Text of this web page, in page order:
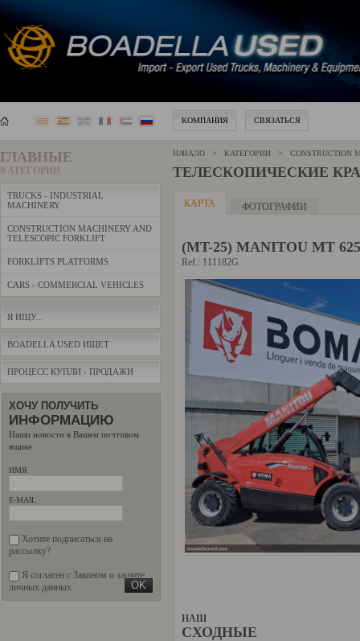
КОМПАНИЯ СВЯЗАТЬСЯ
ГЛАВНЫЕ
КАТЕГОРИИ
TRUCKS - INDUSTRIAL
MACHINERY
CONSTRUCTION MACHINERY AND
TELESCOPIC FORKLIFT
FORKLIFTS PLATFORMS
CARS - COMMERCIAL VEHICLES
Я ИЩУ...
BOADELLA USED ИЩЕТ
ПРОЦЕСС КУПЛИ - ПРОДАЖИ
ХОЧУ ПОЛУЧИТЬ
ИНФОРМАЦИЮ
Наши новости в Вашем почтовом
ящике
ИМЯ
E-MAIL
Хотите подписаться на
рассылку?
Я согласен с Законом о защите
личных данных
НАЧАЛО > КАТЕГОРИИ > CONSTRUCTION
ТЕЛЕСКОПИЧЕСКИЕ
КАРТА ФОТОГРАФИИ
(MT-25) MANITOU MT
Ref.: 111182G
НАШ
СХОДНЫЕ